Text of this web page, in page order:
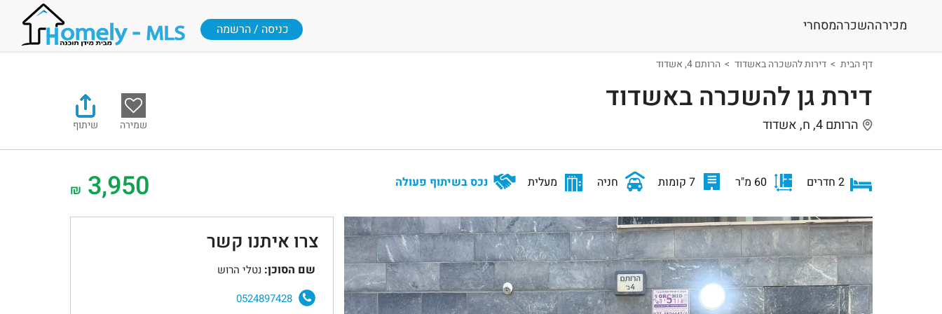
מכירההשכרהמסחרי כניסה / הרשמה
דף הבית דירות להשכרה באשדוד הרותם 4, אשדוד
דירת גן להשכרה באשדוד
הרותם 4, ח, אשדוד שמירה שיתוף
3,950
₪ 2 חדרים 60 מ"ר 7 קומות חניה מעלית נכס בשיתוף פעולה
צרו איתנו קשר
שם הסוכן: נטלי הרוש
0524897428